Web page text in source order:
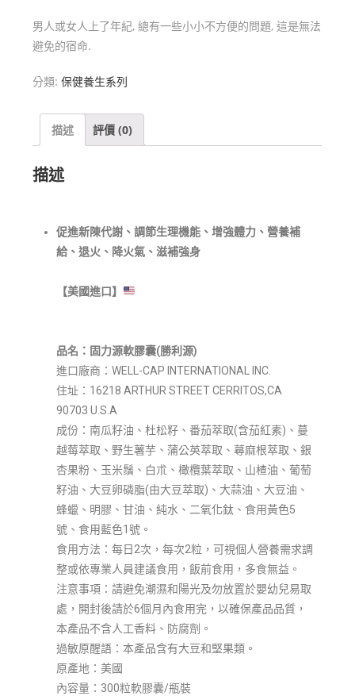
男人或女人上了年紀, 總有一些小小不方便的問題, 這是無法
避免的宿命.
分類:保健養生系列
描述 評價 (0)
描述
促進新陳代謝 、調節生理機能、增強體力、營養補
給、退火、降火氣、滋補強身
【美國進口】
品名 ：固力源軟膠囊(勝利源)
進口廠商：WELL-CAP INTERNATIONAL INC.
住址：16218 ARTHUR STREET CERRITOS,CA
90703 U.S.A
成份：南瓜籽油、杜松籽、番茄萃取(含茄紅素)、蔓
越莓萃取、野生薯芋、蒲公英萃取、蕁麻根萃取、銀
杏果粉、玉米鬚、白朮、橄欖葉萃取、山楂油、葡萄
籽油、大豆卵磷脂(由大豆萃取)、大蒜油、大豆油、
蜂蠟、明膠、甘油、純水、二氧化鈦、食用黃色5
號、食用藍色1號。
食用方法：每日2次，每次2粒，可視個人營養需求調
整或依專業人員建議食用，飯前食用，多食無益。
注意事項：請避免潮濕和陽光及勿放置於嬰幼兒易取
處，開封後請於6個月內食用完，以確保產品品質，
本產品不含人工香料、防腐劑。
過敏原醒語：本產品含有大豆和堅果類。
原產地：美國
內容量：300粒軟膠囊/瓶裝